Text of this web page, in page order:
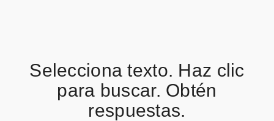
Selecciona texto. Haz clic
para buscar. Obtén
respuestas.